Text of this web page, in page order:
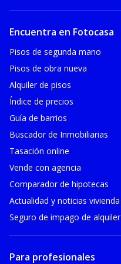
Encuentra en Fotocasa
Pisos de segunda mano
Pisos de obra nueva
Alquiler de pisos
Índice de precios
Guía de barrios
Buscador de Inmobiliarias
Tasación online
Vende con agencia
Comparador de hipotecas
Actualidad y noticias vivienda
Seguro de impago de alquiler
Para profesionales